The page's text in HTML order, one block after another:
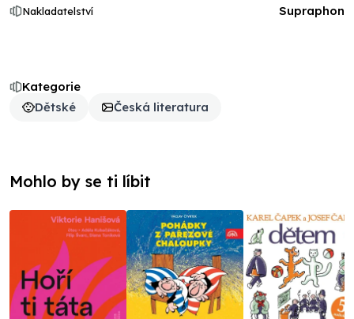
Kategorie
Dětské
Česká literatura
Nakladatelství Supraphon
Mohlo by se ti líbit